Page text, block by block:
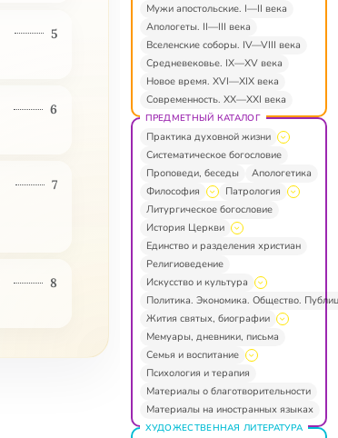
5
6
7
8
Мужи апостольские. I—II века
Апологеты. II—III века
Вселенские соборы. IV—VIII века
Средневековье. IX—XV века
Новое время. XVI—XIX века
Современность. XX—XXI века
ПРЕДМЕТНЫЙ КАТАЛОГ
Практика духовной жизни
Систематическое богословие
Проповеди, беседы
Апологетика
Философия
Патрология
Литургическое богословие
История Церкви
Единство и разделения христиан
Религиоведение
Искусство и культура
Политика. Экономика. Общество.
Жития святых, биографии
Мемуары, дневники, письма
Семья и воспитание
Психология и терапия
Материалы о благотворительности
Материалы на иностранных языках
ХУДОЖЕСТВЕННАЯ ЛИТЕРАТУРА